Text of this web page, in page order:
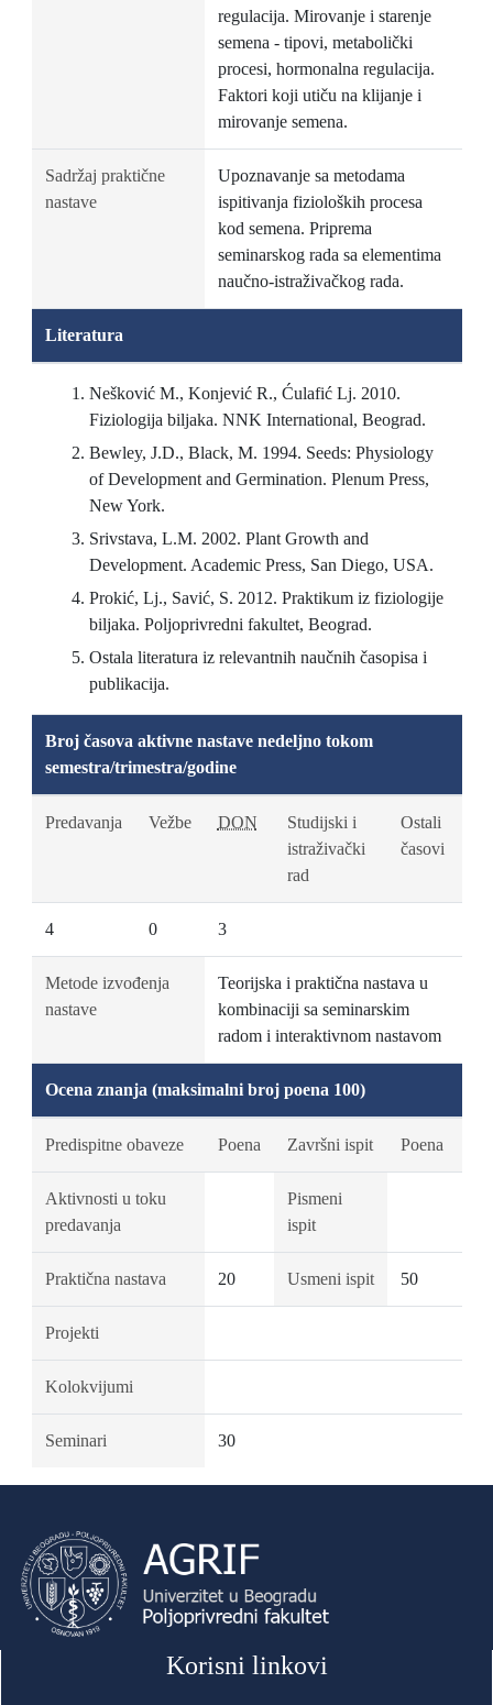
regulacija. Mirovanje i starenje
semena - tipovi, metabolički
procesi, hormonalna regulacija.
Faktori koji utiču na klijanje i
mirovanje semena.
Sadržaj praktične
nastave
Upoznavanje sa metodama
ispitivanja fizioloških procesa
kod semena. Priprema
seminarskog rada sa elementima
naučno-istraživačkog rada.
Literatura
Nešković M., Konjević R., Ćulafić Lj. 2010.
Fiziologija biljaka. NNK International, Beograd.
Bewley, J.D., Black, M. 1994. Seeds: Physiology
of Development and Germination. Plenum Press,
New York.
Srivstava, L.M. 2002. Plant Growth and
Development. Academic Press, San Diego, USA.
Prokić, Lj., Savić, S. 2012. Praktikum iz fiziologije
biljaka. Poljoprivredni fakultet, Beograd.
Ostala literatura iz relevantnih naučnih časopisa i
publikacija.
Broj časova aktivne nastave nedeljno tokom
semestra/trimestra/godine
Predavanja Vežbe DON
Studijski i
istraživački
rad
Ostali
časovi
4 0 3
Metode izvođenja
nastave
Teorijska i praktična nastava u
kombinaciji sa seminarskim
radom i interaktivnom nastavom
Ocena znanja (maksimalni broj poena 100)
Predispitne obaveze Poena Završni ispit Poena
Aktivnosti u toku
predavanja
Pismeni
ispit
Praktična nastava 20 Usmeni ispit 50
Projekti
Kolokvijumi
Seminari 30
Korisni linkovi